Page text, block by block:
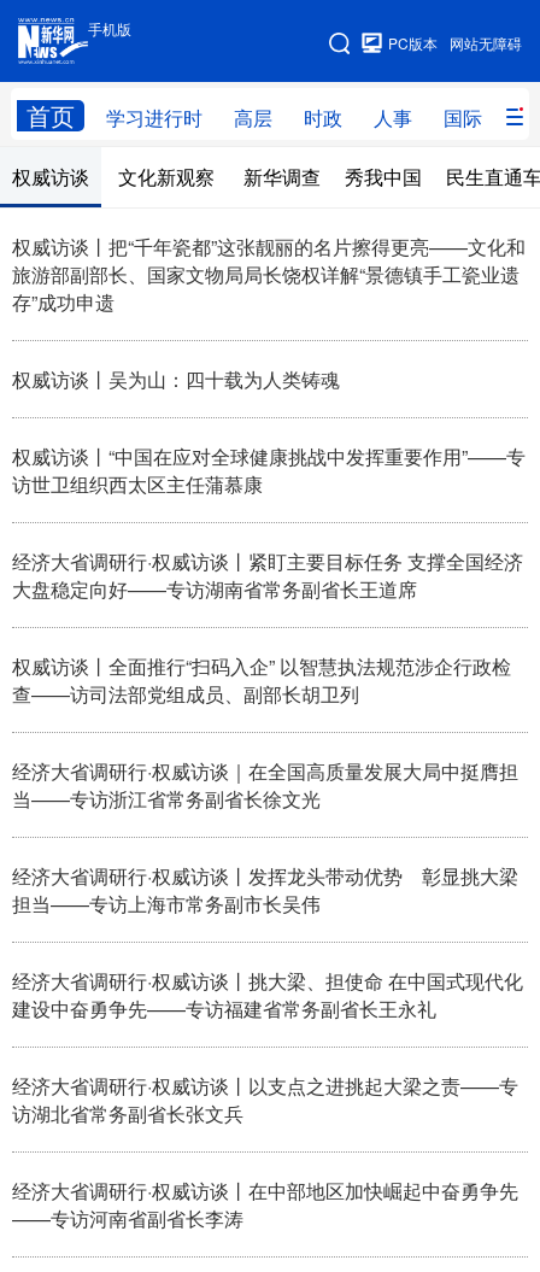
手机版
网站无障碍
PC版本
首页 学习进行时 高层 时政 人事 国际 财
手机版
网站地图
学习进行时 高层 时政 人事
港澳
台湾 思客智库 全球连线 教育
文化 书画 健康
法律 中央文件
学术中国 乡村振兴 银龄
彩票 娱乐 时尚
公益 一带一路 亚太网 上市公司
文化产业
地方频道
辽宁 吉林 上海 江苏
山东 河南 湖北 湖南
四川 贵州 云南 西藏
权威访谈 文化新观察 新华调查 秀我中国 民生直通
权威访谈丨把“千年瓷都”这张靓丽的名片擦得更亮——文化和
旅游部副部长、国家文物局局长饶权详解“景德镇手工瓷业遗
存”成功申遗
权威访谈丨吴为山：四十载为人类铸魂
权威访谈丨“中国在应对全球健康挑战中发挥重要作用”——专
访世卫组织西太区主任蒲慕康
经济大省调研行·权威访谈丨紧盯主要目标任务 支撑全国经济
大盘稳定向好——专访湖南省常务副省长王道席
权威访谈丨全面推行“扫码入企” 以智慧执法规范涉企行政检
查——访司法部党组成员、副部长胡卫列
经济大省调研行·权威访谈｜在全国高质量发展大局中挺膺担
当——专访浙江省常务副省长徐文光
经济大省调研行·权威访谈丨发挥龙头带动优势 彰显挑大梁
担当——专访上海市常务副市长吴伟
经济大省调研行·权威访谈丨挑大梁、担使命 在中国式现代化
建设中奋勇争先——专访福建省常务副省长王永礼
经济大省调研行·权威访谈丨以支点之进挑起大梁之责——专
访湖北省常务副省长张文兵
经济大省调研行·权威访谈丨在中部地区加快崛起中奋勇争先
——专访河南省副省长李涛